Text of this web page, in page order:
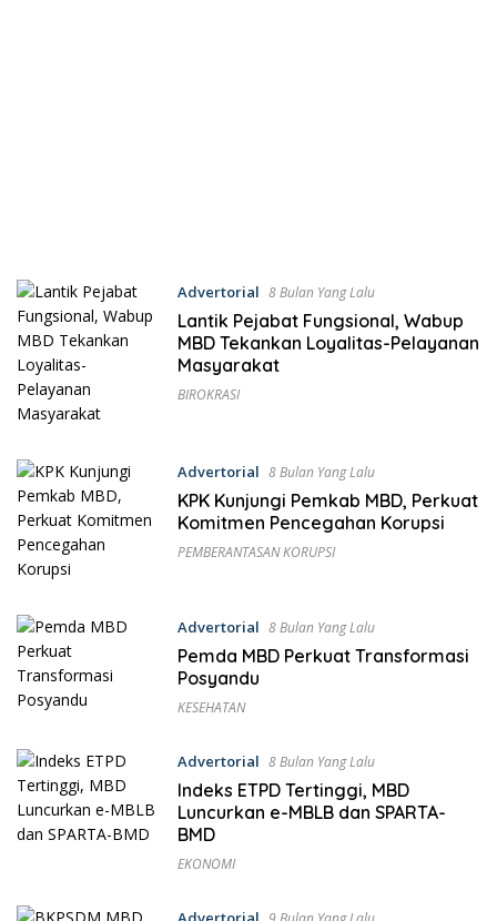
Advertorial 8 Bulan Yang Lalu
Lantik Pejabat Fungsional, Wabup
MBD Tekankan Loyalitas-Pelayanan
Masyarakat
BIROKRASI
Advertorial 8 Bulan Yang Lalu
KPK Kunjungi Pemkab MBD, Perkuat
Komitmen Pencegahan Korupsi
PEMBERANTASAN KORUPSI
Advertorial 8 Bulan Yang Lalu
Pemda MBD Perkuat Transformasi
Posyandu
KESEHATAN
Advertorial 8 Bulan Yang Lalu
Indeks ETPD Tertinggi, MBD
Luncurkan e-MBLB dan SPARTA-
BMD
EKONOMI